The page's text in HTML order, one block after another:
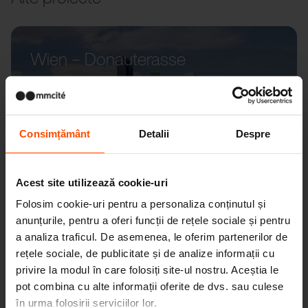
Consimțământ Detalii Despre
Acest site utilizează cookie-uri
Folosim cookie-uri pentru a personaliza conținutul și
anunțurile, pentru a oferi funcții de rețele sociale și pentru
a analiza traficul. De asemenea, le oferim partenerilor de
rețele sociale, de publicitate și de analize informații cu
privire la modul în care folosiți site-ul nostru. Aceștia le
pot combina cu alte informații oferite de dvs. sau culese
în urma folosirii serviciilor lor.
Wien – Donauterasse